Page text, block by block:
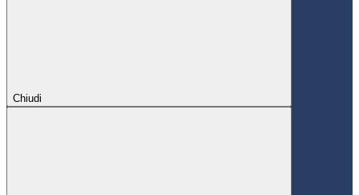
Chiudi